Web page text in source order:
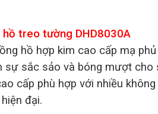
treo tường DHD8030A
hồ hợp kim cao cấp mạ
sự sắc sảo và bóng mượt cho
cấp phù hợp với nhiều
đại.